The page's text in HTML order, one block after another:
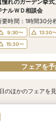
10:00〜
13:30〜
15:30〜
フェアを予
9:30〜
13:30〜
15:30〜
フェアを予
10:00〜
13:30〜
15:30〜
フェアを予
【憧れのガーデン挙
ナルＷＤ相談会
要時間：1時間30分
9:30〜
13:30
15:30〜
フェアを
初めての見学限定
5千円ギフト
平日1組限定】ドレ
める相談会フェア
20名～貸切可】少
付き相談会
のほかのフェアを見